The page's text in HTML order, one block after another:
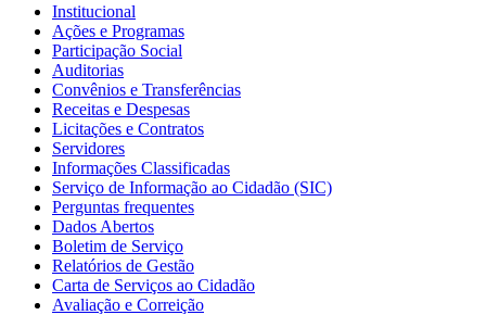
Institucional
Ações e Programas
Participação Social
Auditorias
Convênios e Transferências
Receitas e Despesas
Licitações e Contratos
Servidores
Informações Classificadas
Serviço de Informação ao Cidadão (SIC)
Perguntas frequentes
Dados Abertos
Boletim de Serviço
Relatórios de Gestão
Carta de Serviços ao Cidadão
Avaliação e Correição